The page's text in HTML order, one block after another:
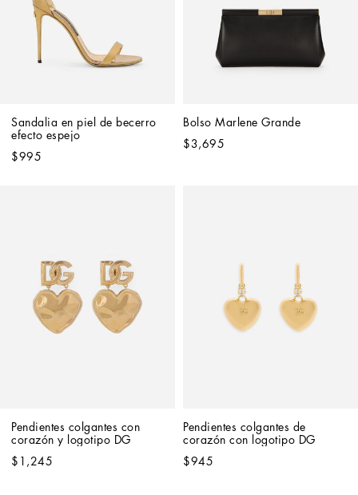
Sandalia en piel de becerro
efecto espejo
$995
Bolso Marlene Grande
$3,695
Pendientes colgantes con
corazón y logotipo DG
$1,245
Pendientes colgantes de
corazón con logotipo DG
$945